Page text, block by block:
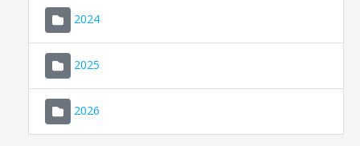
2024
2025
2026